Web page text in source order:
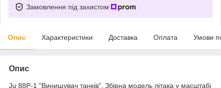
Замовлення під захистом
Опис Характеристики Доставка Оплата Умови
Опис
Ju 88P-1 "Винищувач танків". Збірна модель літака у масштабі